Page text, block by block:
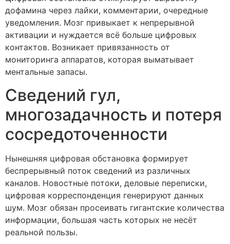
дофамина через лайки, комментарии, очередные
уведомления. Мозг привыкает к непрерывной
активации и нуждается всё больше цифровых
контактов. Возникает привязанность от
мониторинга аппаратов, которая выматывает
ментальные запасы.
Сведений гул,
многозадачность и потеря
сосредоточенности
Нынешняя цифровая обстановка формирует
беспрерывный поток сведений из различных
каналов. Новостные потоки, деловые переписки,
цифровая корреспонденция генерируют данных
шум. Мозг обязан просеивать гигантские количества
информации, большая часть которых не несёт
реальной пользы.